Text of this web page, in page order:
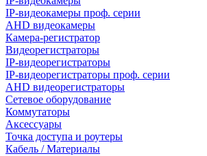
IP-видеокамеры проф. серии
AHD видеокамеры
Камера-регистратор
Видеорегистраторы
IP-видеорегистраторы
IP-видеорегистраторы проф. серии
AHD видеорегистраторы
Сетевое оборудование
Коммутаторы
Аксессуары
Точка доступа и роутеры
Кабель / Материалы